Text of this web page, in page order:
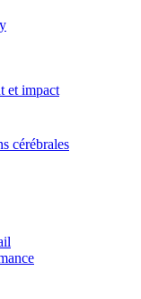
et impact
cérébrales